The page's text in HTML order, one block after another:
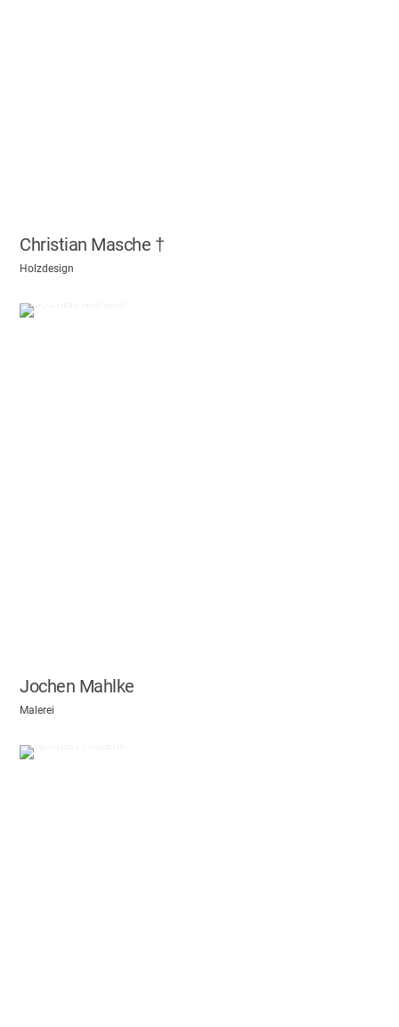
Christian Masche †
Holzdesign
Jochen Mahlke
Malerei